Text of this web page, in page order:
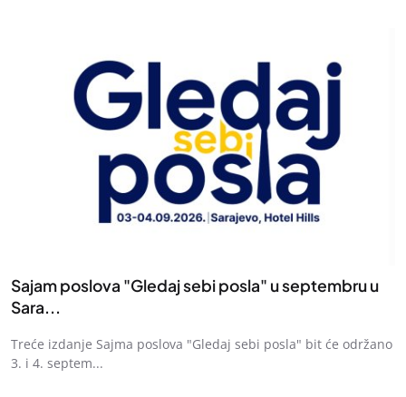
Sajam poslova "Gledaj sebi posla" u septembru u
Sara...
Treće izdanje Sajma poslova "Gledaj sebi posla" bit će održano
3. i 4. septem...